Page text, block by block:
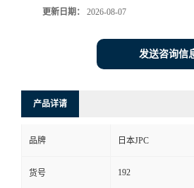
更新日期： 2026-08-07
发送咨询信
产品详请
品牌 日本JPC
货号 192